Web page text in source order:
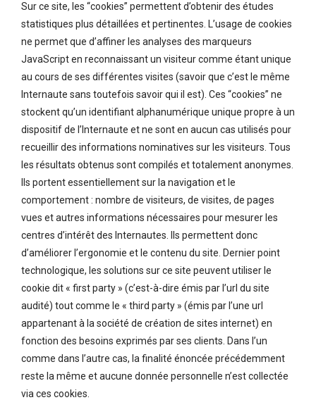
Sur ce site, les “cookies” permettent d’obtenir des études
statistiques plus détaillées et pertinentes. L’usage de cookies
ne permet que d’affiner les analyses des marqueurs
JavaScript en reconnaissant un visiteur comme étant unique
au cours de ses différentes visites (savoir que c’est le même
Internaute sans toutefois savoir qui il est). Ces “cookies” ne
stockent qu’un identifiant alphanumérique unique propre à un
dispositif de l’Internaute et ne sont en aucun cas utilisés pour
recueillir des informations nominatives sur les visiteurs. Tous
les résultats obtenus sont compilés et totalement anonymes.
Ils portent essentiellement sur la navigation et le
comportement : nombre de visiteurs, de visites, de pages
vues et autres informations nécessaires pour mesurer les
centres d’intérêt des Internautes. Ils permettent donc
d’améliorer l’ergonomie et le contenu du site. Dernier point
technologique, les solutions sur ce site peuvent utiliser le
cookie dit « first party » (c’est-à-dire émis par l’url du site
audité) tout comme le « third party » (émis par l’une url
appartenant à la société de création de sites internet) en
fonction des besoins exprimés par ses clients. Dans l’un
comme dans l’autre cas, la finalité énoncée précédemment
reste la même et aucune donnée personnelle n’est collectée
via ces cookies.